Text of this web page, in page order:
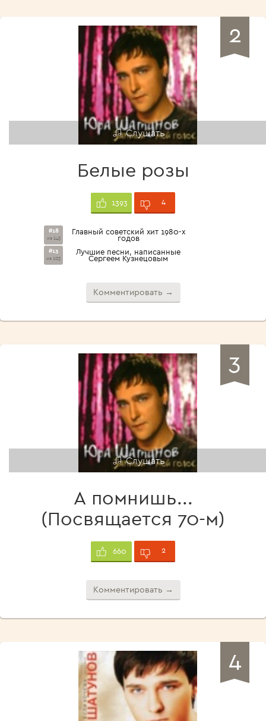
2
Слушать
Белые розы
1393 4
#18
из 143
Главный советский хит 1980-х
годов
#13
из 103
Лучшие песни, написанные
Сергеем Кузнецовым
Комментировать →
3
Слушать
А помнишь...
(Посвящается 70-м)
660 2
Комментировать →
4